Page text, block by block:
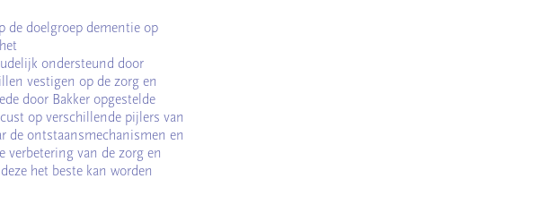
de doelgroep dementie op
ondersteund door
vestigen op de zorg en
door Bakker opgestelde
op verschillende pijlers van
de ontstaansmechanismen en
verbetering van de zorg en
het beste kan worden